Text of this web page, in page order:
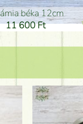
béka 12cm
600 Ft